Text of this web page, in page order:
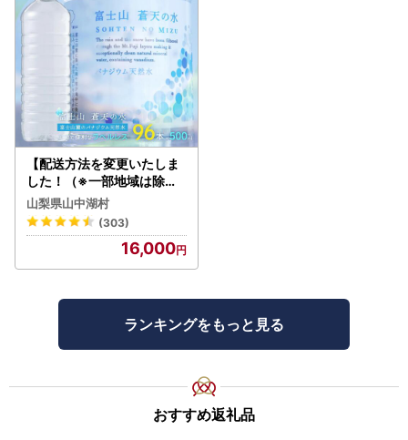
【配送方法を変更いたしま
した！（※一部地域は除く
）】＜ラベルレス＞富士山
蒼天の水 500ml×96本（４
ケース）YC001
山梨県山中湖村
(303)
16,000
ランキングをもっと見る
おすすめ返礼品